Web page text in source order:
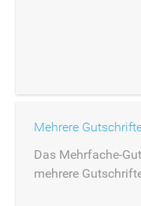
Mehrere
Das Mehrfache-
mehrere